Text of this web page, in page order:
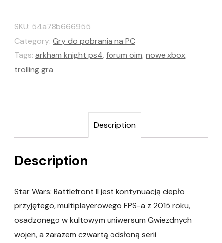
SKU: 54a78b666955
Category: Gry do pobrania na PC
Tags: arkham knight ps4, forum oim, nowe xbox,
trolling gra
Description
Description
Star Wars: Battlefront II jest kontynuacją ciepło
przyjętego, multiplayerowego FPS-a z 2015 roku,
osadzonego w kultowym uniwersum Gwiezdnych
wojen, a zarazem czwartą odsłoną serii